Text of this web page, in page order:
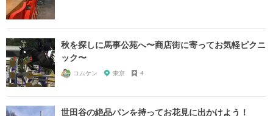
秋を探しに馬事公苑へ〜商店街に寄ってお気軽ピクニ
ック〜
コムケン 東京 4
世田谷の絶品パンを持ってお花見に出かけよう！